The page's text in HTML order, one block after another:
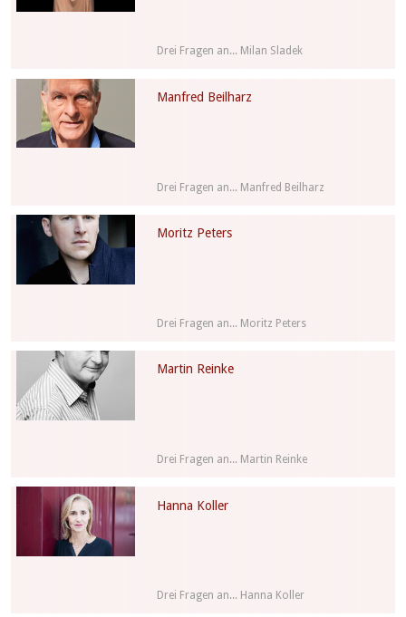
Drei Fragen an... Milan Sladek
Manfred Beilharz
Drei Fragen an... Manfred Beilharz
Moritz Peters
Drei Fragen an... Moritz Peters
Martin Reinke
Drei Fragen an... Martin Reinke
Hanna Koller
Drei Fragen an... Hanna Koller